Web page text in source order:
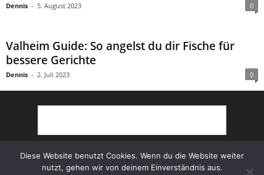
Dennis - 5. August 2023 0
Valheim Guide: So angelst du dir Fische für
bessere Gerichte
Dennis - 2. Juli 2023 0
Partner AGB Impressum Datenschutz
Diese Website benutzt Cookies. Wenn du die Website weiter
nutzt, gehen wir von deinem Einverständnis aus.